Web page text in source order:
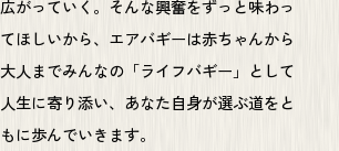
広がっていく。そんな興奮をずっと味わっ
てほしいから、エアバギーは赤ちゃんから
大人までみんなの「ライフバギー」として
人生に寄り添い、あなた自身が選ぶ道をと
もに歩んでいきます。